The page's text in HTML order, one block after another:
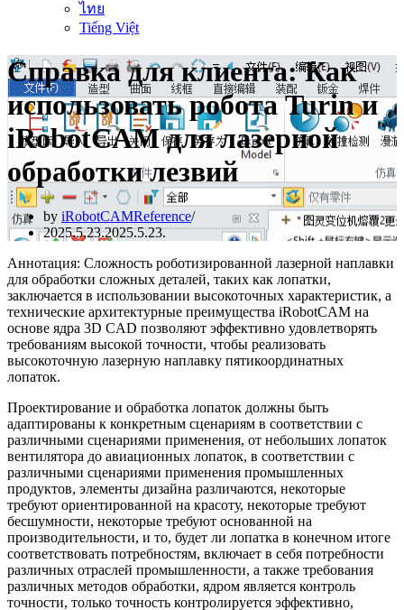
ไทย
Tiếng Việt
Справка для клиента: Как
использовать робота Turin и
iRobotCAM для лазерной
обработки лезвий
by iRobotCAMReference
2025.5.23.2025.5.23.
Аннотация: Сложность роботизированной лазерной наплавки
для обработки сложных деталей, таких как лопатки,
заключается в использовании высокоточных характеристик, а
технические архитектурные преимущества iRobotCAM на
основе ядра 3D CAD позволяют эффективно удовлетворять
требованиям высокой точности, чтобы реализовать
высокоточную лазерную наплавку пятикоординатных
лопаток.
Проектирование и обработка лопаток должны быть
адаптированы к конкретным сценариям в соответствии с
различными сценариями применения, от небольших лопаток
вентилятора до авиационных лопаток, в соответствии с
различными сценариями применения промышленных
продуктов, элементы дизайна различаются, некоторые
требуют ориентированной на красоту, некоторые требуют
бесшумности, некоторые требуют основанной на
производительности, и то, будет ли лопатка в конечном итоге
соответствовать потребностям, включает в себя потребности
различных отраслей промышленности, а также требования
различных методов обработки, ядром является контроль
точности, только точность контролируется эффективно,